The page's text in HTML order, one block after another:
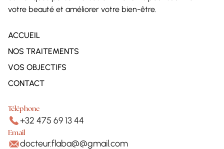
votre beauté et améliorer votre bien-être.
ACCUEIL
NOS TRAITEMENTS
VOS OBJECTIFS
CONTACT
Téléphone
+32 475 69 13 44
Email
docteur.flaba@@gmail.com